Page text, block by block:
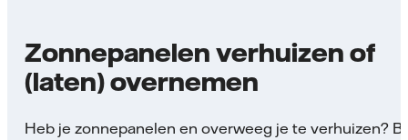
Zonnepanelen verhuizen of
(laten) overnemen
Heb je zonnepanelen en overweeg je te verhuizen?